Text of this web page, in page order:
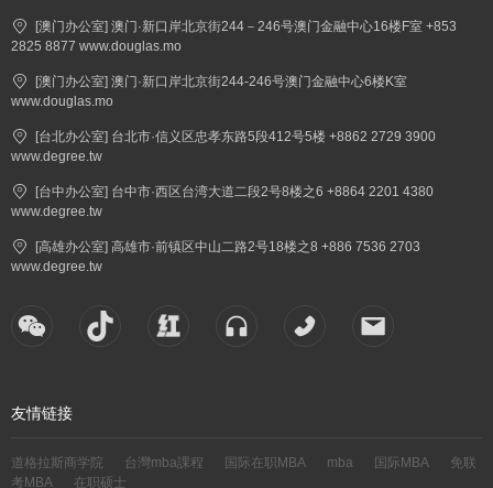
[澳门办公室] 澳门·新口岸北京街244－246号澳门金融中心16楼F室 +853
2825 8877 www.douglas.mo
[澳门办公室] 澳门·新口岸北京街244-246号澳门金融中心6楼K室
www.douglas.mo
[台北办公室] 台北市·信义区忠孝东路5段412号5楼 +8862 2729 3900
www.degree.tw
[台中办公室] 台中市·西区台湾大道二段2号8楼之6 +8864 2201 4380
www.degree.tw
[高雄办公室] 高雄市·前镇区中山二路2号18楼之8 +886 7536 2703
www.degree.tw
友情链接
道格拉斯商学院 台灣mba課程 国际在职MBA mba 国际MBA
免联
考MBA
在职硕士